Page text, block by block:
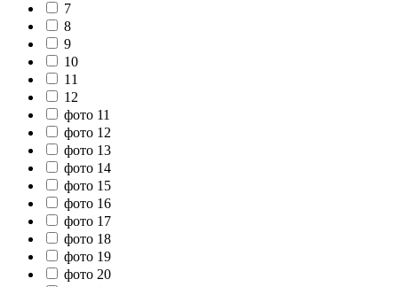
7
8
9
10
11
12
фото 11
фото 12
фото 13
фото 14
фото 15
фото 16
фото 17
фото 18
фото 19
фото 20